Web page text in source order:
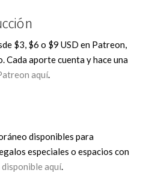
$3, $6 o $9 USD en Patreon,
Cada aporte cuenta y hace una
aquí.
disponibles para
especiales o espacios con
aquí.